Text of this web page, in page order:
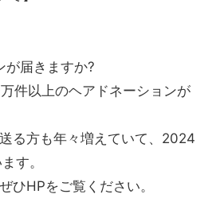
が届きますか?
件以上のヘアドネーションが
る方も年々増えていて、2024
す。
ひHPをご覧ください。